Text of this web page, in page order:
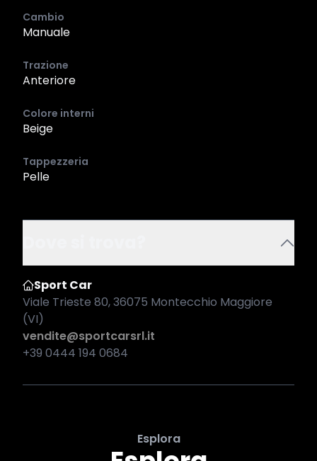
Cambio
Manuale
Trazione
Anteriore
Colore interni
Beige
Tappezzeria
Pelle
Sport Car
Viale Trieste 80, 36075 Montecchio Maggiore
(VI)
vendite@sportcarsrl.it
+39 0444 194 0684
Esplora